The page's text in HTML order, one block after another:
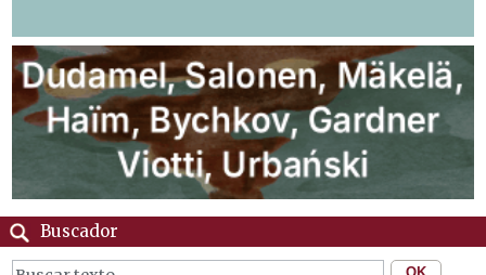
Buscador